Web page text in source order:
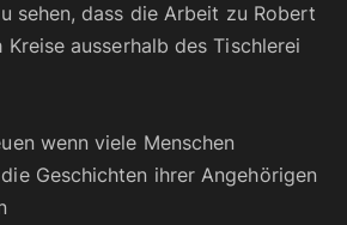
sehen, dass die Arbeit zu Robert
ausserhalb des Tischlerei
wenn viele Menschen
Geschichten ihrer Angehörigen